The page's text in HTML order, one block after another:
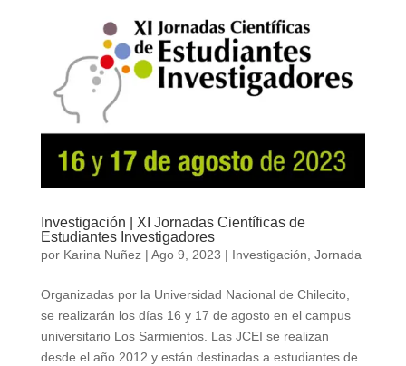
Investigación | XI Jornadas Científicas de
Estudiantes Investigadores
por Karina Nuñez| Ago 9, 2023 | Investigación, Jornada
Organizadas por la Universidad Nacional de Chilecito,
se realizarán los días 16 y 17 de agosto en el campus
universitario Los Sarmientos. Las JCEI se realizan
desde el año 2012 y están destinadas a estudiantes de